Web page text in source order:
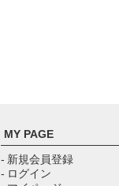
MY PAGE
- 新規会員登録
- ログイン